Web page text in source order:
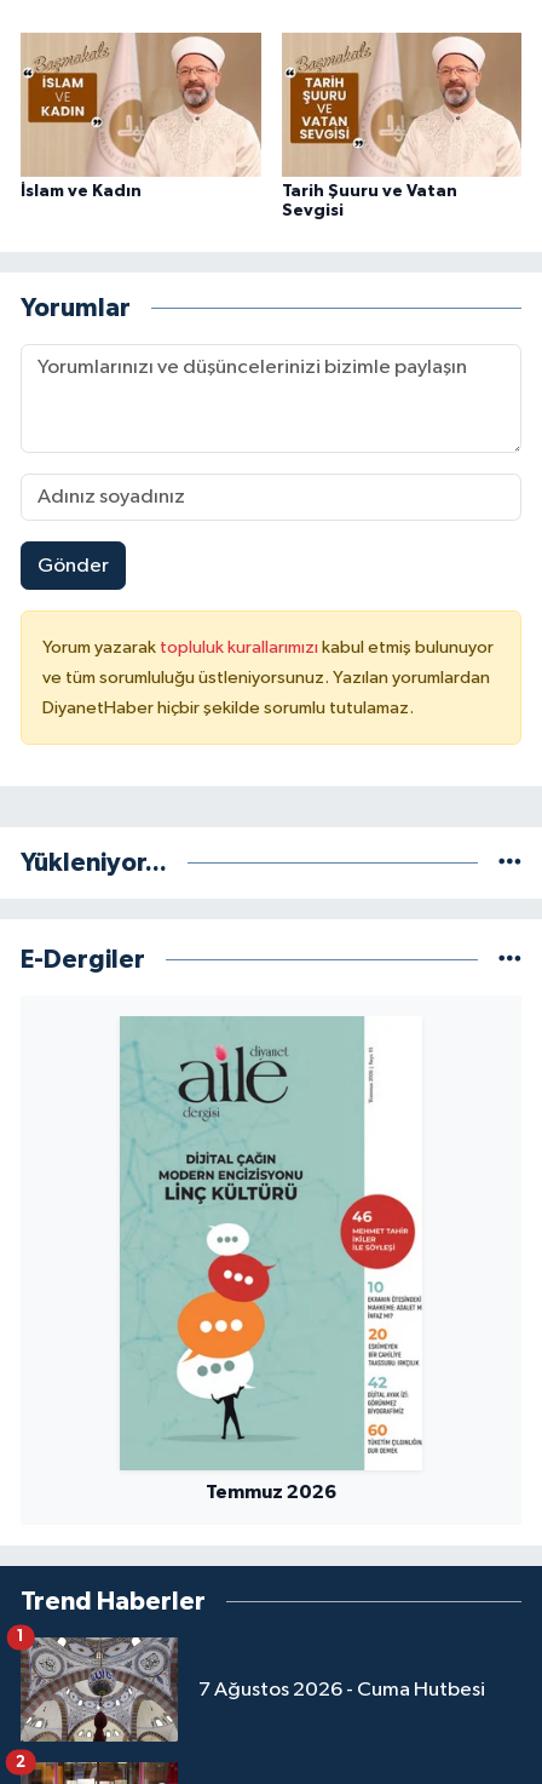
İslam ve Kadın
Tarih Şuuru ve Vatan
Sevgisi
Yorumlar
Gönder
Yorum yazarak topluluk kurallarımızı kabul etmiş bulunuyor
ve tüm sorumluluğu üstleniyorsunuz. Yazılan yorumlardan
DiyanetHaber hiçbir şekilde sorumlu tutulamaz.
Yükleniyor...
E-Dergiler
Temmuz 2026
Trend Haberler
7 Ağustos 2026 - Cuma Hutbesi
1
2